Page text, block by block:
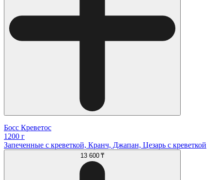
Босс Креветос
1200 г
Запеченные с креветкой, Кранч, Джапан, Цезарь с креветкой
13 600 ₸